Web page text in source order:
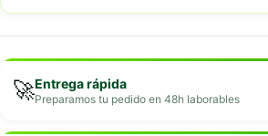
🚀Entrega rápida
Preparamos tu pedido en 48h laborables